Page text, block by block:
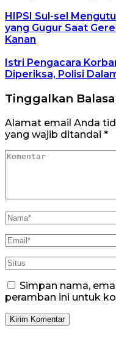
HIPSI Sul-sel
yang Gugur Saat
Kanan
Istri Pengacara
Diperiksa, Polisi
Tinggalkan
Alamat email Anda
yang wajib ditandai *
Simpan nama,
peramban ini untuk